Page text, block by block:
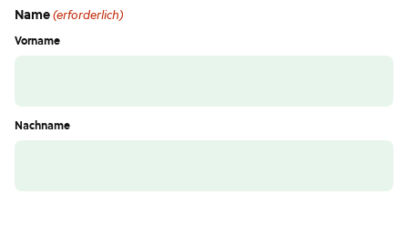
Name(erforderlich)
Vorname
Nachname